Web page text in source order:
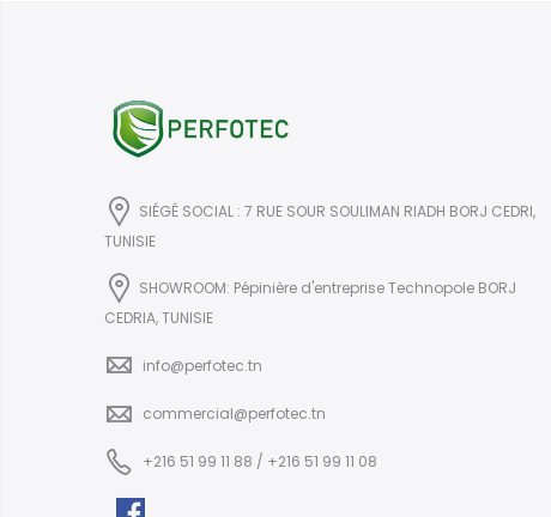
SIÉGÉ SOCIAL : 7 RUE SOUR SOULIMAN RIADH BORJ CEDRI,
TUNISIE
SHOWROOM: Pépinière d'entreprise Technopole BORJ
CEDRIA, TUNISIE
info@perfotec.tn
commercial@perfotec.tn
+216 51 99 11 88 / +216 51 99 11 08